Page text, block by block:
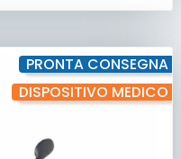
PRONTA CONSEGNA
DISPOSITIVO MEDICO